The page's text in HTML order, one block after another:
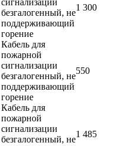
сигнализации
безгалогенный, не
поддерживающий
горение
1 300
Кабель для
пожарной
сигнализации
безгалогенный, не
поддерживающий
горение
550
Кабель для
пожарной
сигнализации
безгалогенный, не
1 485